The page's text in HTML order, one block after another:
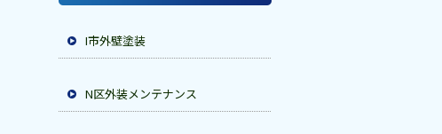
I市外壁塗装
N区外装メンテナンス